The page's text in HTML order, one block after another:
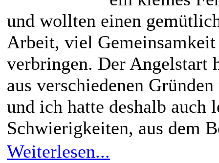
und wollten einen
Arbeit, viel
verbringen. Der Angelstart
aus verschiedenen
und ich hatte deshalb auch
Schwierigkeiten, aus dem
Weiterlesen...